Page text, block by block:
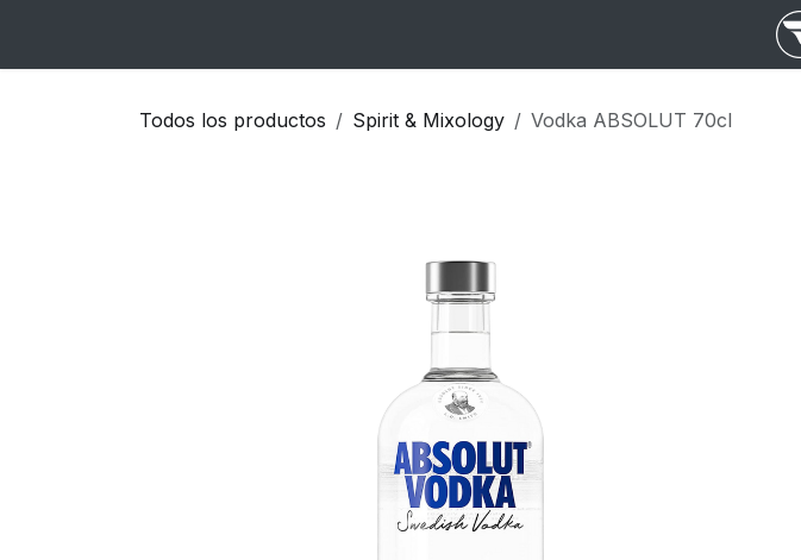
Todos los productos Spirit & Mixology Vodka ABSOLUT 70cl